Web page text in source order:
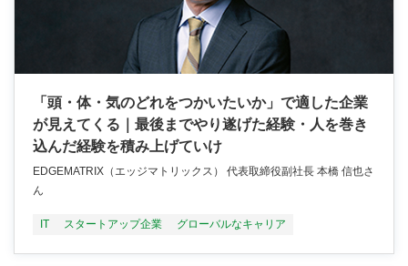
「頭・体・気のどれをつかいたいか」で適した企業
が見えてくる｜最後までやり遂げた経験・人を巻き
込んだ経験を積み上げていけ
EDGEMATRIX（エッジマトリックス） 代表取締役副社長 本橋 信也さ
ん
IT スタートアップ企業 グローバルなキャリア